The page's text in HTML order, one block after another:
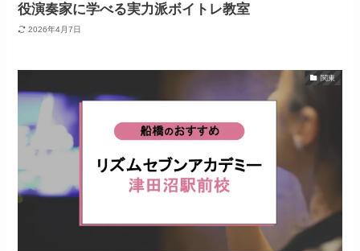
役演奏家に学べる実力派ボイトレ教室
2026年4月7日
関東